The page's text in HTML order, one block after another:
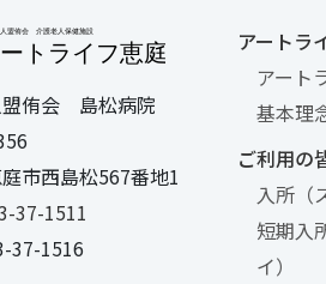
盟侑会 島松病院
市西島松567番地1
37-1511
37-1516
アートラ
アート
基本理
ご利用の
入所（
短期入
イ）